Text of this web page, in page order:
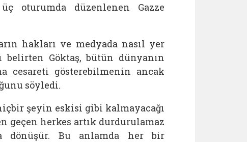
oturumda düzenlenen Gazze
hakları ve medyada nasıl yer
belirten Göktaş, bütün dünyanın
cesareti gösterebilmenin ancak
söyledi.
şeyin eskisi gibi kalmayacağı
geçen herkes artık durdurulamaz
dönüşür. Bu anlamda her bir